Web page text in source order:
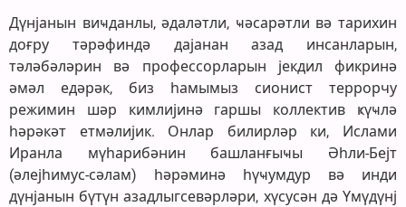
Дүнјанын виҹданлы, әдаләтли, ҹәсарәтли вә тарихин
доғру тәрәфиндә дајанан азад инсанларын,
тәләбәләрин вә профессорларын јекдил фикринә
әмәл едәрәк, биз һамымыз сионист террорчу
режимин шәр кимлијинә гаршы коллектив ҝүҹлә
һәрәкәт етмәлијик. Онлар билирләр ки, Ислами
Иранла мүһарибәнин башланғыҹы Әһли-Бејт
(әлејһимус-сәлам) һәрәминә һүҹумдур вә инди
дүнјанын бүтүн азадлыгсевәрләри, хүсусән дә Үмүдүнј